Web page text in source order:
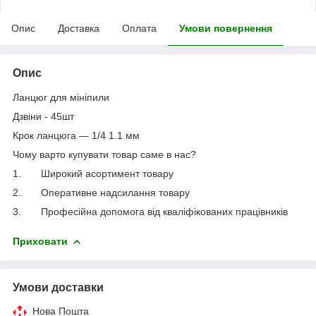
Опис Доставка Оплата Умови повернення
Опис
Ланцюг для мініпили
Дзвіни - 45шт
Крок ланцюга — 1/4 1.1 мм
Чому варто купувати товар саме в нас?
1. Широкий асортимент товару
2. Оперативне надсилання товару
3. Професійна допомога від кваліфікованих працівників
Приховати
Умови доставки
Нова Пошта